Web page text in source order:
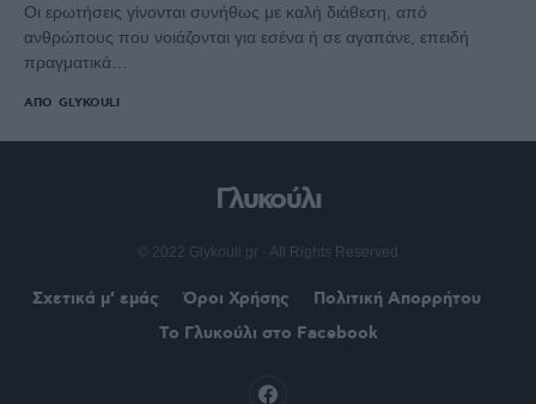
Οι ερωτήσεις γίνονται συνήθως με καλή διάθεση, από
ανθρώπους που νοιάζονται για εσένα ή σε αγαπάνε, επειδή
πραγματικά…
ΑΠΌ GLYKOULI
Γλυκούλι
© 2022 Glykouli.gr · All Rights Reserved
Σχετικά μ’ εμάς Όροι Χρήσης
Πολιτική Απορρήτου
Το Γλυκούλι στο Facebook